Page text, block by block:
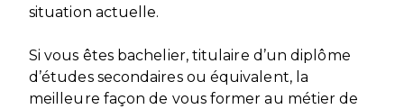
situation actuelle.
Si vous êtes bachelier, titulaire d’un diplôme
d’études secondaires ou équivalent, la
meilleure façon de vous former au métier de